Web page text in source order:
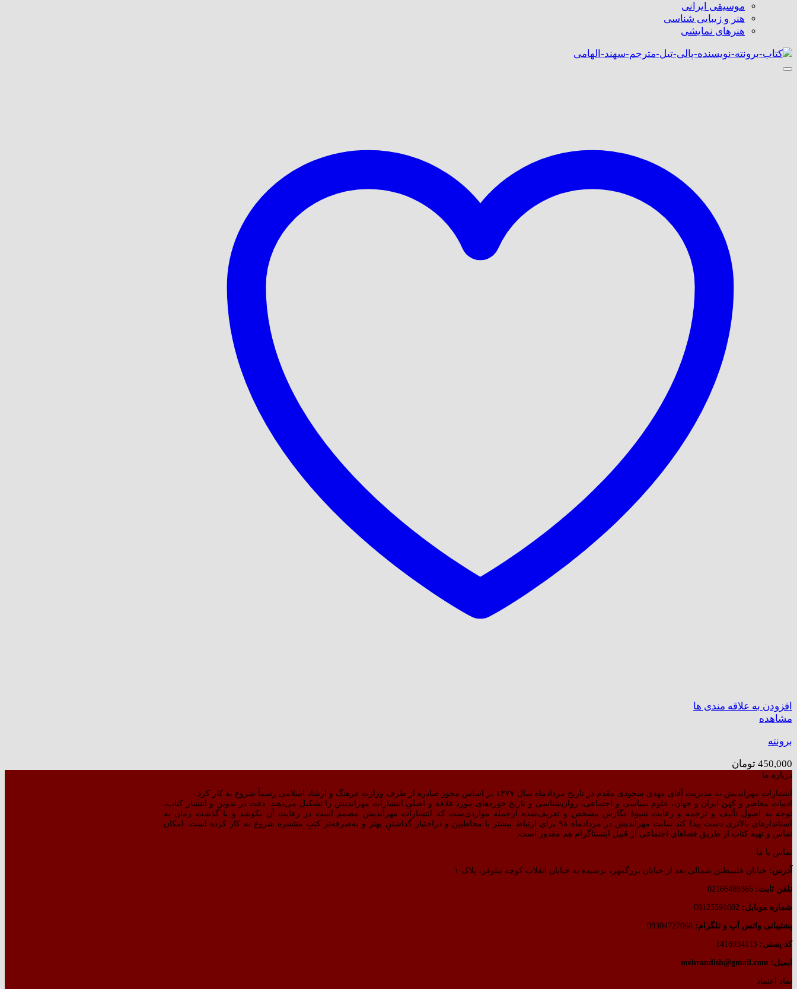
موسیقی ایرانی
هنر و زیبایی شناسی
هنر‌های نمایشی
افزودن به علاقه مندی ها
مشاهده
برونته
450,000 تومان
درباره ما
انتشارات مهراندیش به مدیریت آقای مهدی سجودی مقدم در تاریخ مردادماه سال ۱۳۷۷ بر اساس مجوز صادره از طرف وزارت فرهنگ و ارشاد اسلامی رسماً شروع به کار کرد.
ادبیات معاصر و کهن ایران و جهان، علوم سیاسی و اجتماعی، روان‌شناسی و تاریخ حوزه‌های مورد علاقه و اصلیِ انتشارات مهراندیش را تشکیل می‌دهند. دقت در تدوین و انتشار کتاب،‌
توجه به اصول تألیف و ترجمه و رعایت شیوهٔ نگارش مشخص و تعریف‌شده ازجمله مواردی‌ست که انتشارات مهراندیش مصمم است در رعایت آن بکوشد و با گذشت زمان به
استاندارهای بالاتری دست پیدا کند.سایت مهراندیش در مردادماه ۹۸ برای ارتباط بیشتر با مخاطبین و دراختیار گذاشتنِ بهتر و به‌صرفه‌تر کتبِ منتشره شروع به کار کرده است. امکان
تماس و تهیه کتاب از طریق فضاهای اجتماعی از قبیل اینستاگرام هم مقدور است.
تماس با ما
آدرس: خیابان فلسطین شمالی بعد از خیابان بزرگمهر، نرسیده به خیابان انقلاب کوچه نیلوفر، پلاک ۱
تلفن ثابت:
شماره موبایل:
پشتیبانی واتس آپ و تلگرام:
کد پستی:
ایمیل: mehrandish@gmail.com
نماد اعتماد